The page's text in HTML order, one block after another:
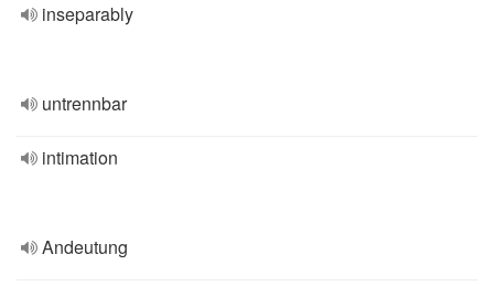
inseparably
untrennbar
intimation
Andeutung